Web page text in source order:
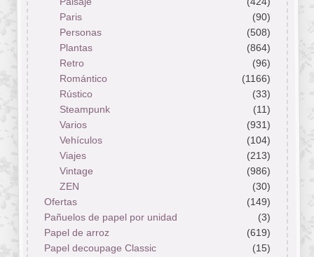
Paris
(90)
Personas
(508)
Plantas
(864)
Retro
(96)
Romántico
(1166)
Rústico
(33)
Steampunk
(11)
Varios
(931)
Vehículos
(104)
Viajes
(213)
Vintage
(986)
ZEN
(30)
Ofertas
(149)
Pañuelos de papel por unidad
(3)
Papel de arroz
(619)
Papel decoupage Classic
(15)